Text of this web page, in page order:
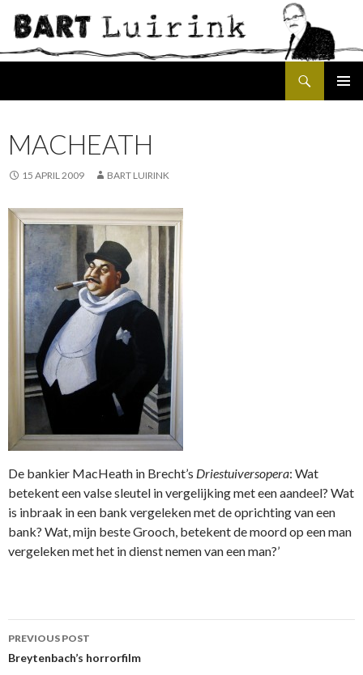
MACHEATH
15 APRIL 2009 BART LUIRINK
De bankier MacHeath in Brecht’s Driestuiversopera: Wat
betekent een valse sleutel in vergelijking met een aandeel? Wat
is inbraak in een bank vergeleken met de oprichting van een
bank? Wat, mijn beste Grooch, betekent de moord op een man
vergeleken met het in dienst nemen van een man?’
Post
navigation
PREVIOUS POST
Breytenbach’s horrorfilm